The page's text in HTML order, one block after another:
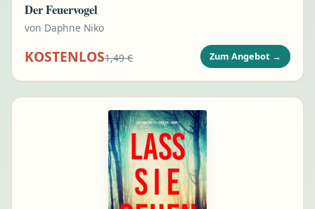
Der Feuervogel
von Daphne Niko
KOSTENLOS1,49 € Zum Angebot →